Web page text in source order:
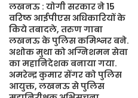
लखनऊ : योगी सरकार ने 15
वरिष्ठ आईपीएस अधिकारियों के
किये तबादले, तरुण गाबा
लखनऊ के पुलिस कमिश्नर बने.
अशोक मुथा को अग्निशमन सेवा
का महानिदेशक बनाया गया.
अमरेन्द्र कुमार सेंगर को पुलिस
आयुक्त, लखनऊ से पुलिस